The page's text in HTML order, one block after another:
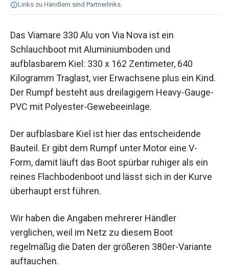
Links zu Händlern sind Partnerlinks.
Das Viamare 330 Alu von Via Nova ist ein
Schlauchboot mit Aluminiumboden und
aufblasbarem Kiel: 330 x 162 Zentimeter, 640
Kilogramm Traglast, vier Erwachsene plus ein Kind.
Der Rumpf besteht aus dreilagigem Heavy-Gauge-
PVC mit Polyester-Gewebeeinlage.
Der aufblasbare Kiel ist hier das entscheidende
Bauteil. Er gibt dem Rumpf unter Motor eine V-
Form, damit läuft das Boot spürbar ruhiger als ein
reines Flachbodenboot und lässt sich in der Kurve
überhaupt erst führen.
Wir haben die Angaben mehrerer Händler
verglichen, weil im Netz zu diesem Boot
regelmäßig die Daten der größeren 380er-Variante
auftauchen.